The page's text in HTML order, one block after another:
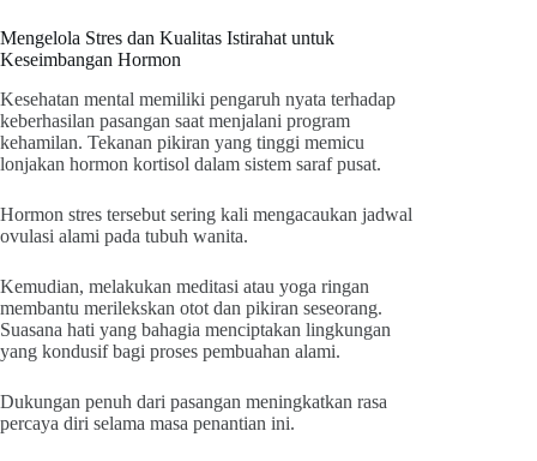
Mengelola Stres dan Kualitas Istirahat untuk
Keseimbangan Hormon
Kesehatan mental memiliki pengaruh nyata terhadap
keberhasilan pasangan saat menjalani program
kehamilan. Tekanan pikiran yang tinggi memicu
lonjakan hormon kortisol dalam sistem saraf pusat.
Hormon stres tersebut sering kali mengacaukan jadwal
ovulasi alami pada tubuh wanita.
Kemudian, melakukan meditasi atau yoga ringan
membantu merilekskan otot dan pikiran seseorang.
Suasana hati yang bahagia menciptakan lingkungan
yang kondusif bagi proses pembuahan alami.
Dukungan penuh dari pasangan meningkatkan rasa
percaya diri selama masa penantian ini.